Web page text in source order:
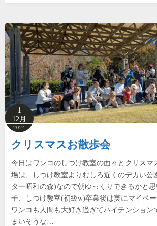
1
12月
2024
クリスマスお散歩会
今日はワンコのしつけ教室の面々とクリスマ
場は、しつけ教室よりむしろ近くのデカい公
ター昭和の森)なので朝ゆっくりできるかと
子、しつけ教室(初級w)卒業後は実にマイペー
ワンコも人間も大好き過ぎてハイテンション
まいそうな…